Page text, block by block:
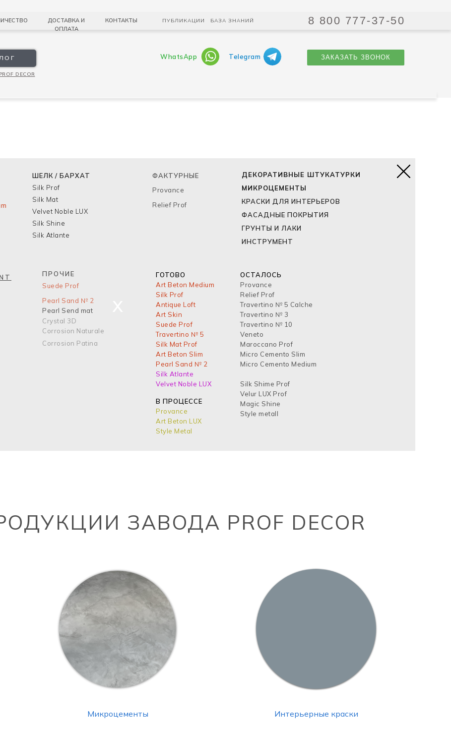
DECOR
ДОСТАВКА И
ОПЛАТА
КОНТАКТЫ БАЗА ЗНАНИЙ 8 800 777-37-50
ПУБЛИКАЦИИ
WhatsApp ЗАКАЗАТЬ ЗВОНОК
Telegram
ЗАКАЗАТЬ ЗВОНОК
Style Metal
В ПРОЦЕССЕ
ГОТОВО
Travertino № 5
Suede Prof
Pearl Sand № 2
Silk Mat Prof
Silk Prof
Art Beton Slim
Antique Loft
Art Beton Medium
Art Skin
Provance
Art Beton LUX
ОСТАЛОСЬ
Travertino № 3
Travertino № 10
Travertino № 5 Calche
Provance
Relief Prof
Veneto
Maroccano Prof
Velur LUX Prof
Style metall
Magic Shine
Silk Shime Prof
Silk Atlante
Velvet Noble LUX
Velvet Noble LUX
Silk Atlante
Micro Cemento Medium
Micro Cemento Slim
Corrosion Naturale
Corrosion Patina
Crystal 3D
Pearl Send mat
ШЕЛК / БАРХАТ
ПРОЧИЕ
Provance
Relief Prof
ДЕКОРАТИВНЫЕ ШТУКАТУРКИ
Suede Prof
Pearl Sand № 2
ФАКТУРНЫЕ
ИНСТРУМЕНТ
КРАСКИ ДЛЯ ИНТЕРЬЕРОВ
МИКРОЦЕМЕНТЫ
ФАСАДНЫЕ ПОКРЫТИЯ
ГРУНТЫ И ЛАКИ
Silk Shine
Silk Mat
Silk Prof
ЗАВОДА PROF DECOR
Микроцементы Интерьерные краски